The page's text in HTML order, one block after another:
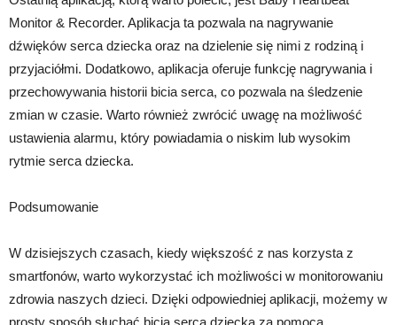
Monitor & Recorder. Aplikacja ta pozwala na nagrywanie
dźwięków serca dziecka oraz na dzielenie się nimi z rodziną i
przyjaciółmi. Dodatkowo, aplikacja oferuje funkcję nagrywania i
przechowywania historii bicia serca, co pozwala na śledzenie
zmian w czasie. Warto również zwrócić uwagę na możliwość
ustawienia alarmu, który powiadamia o niskim lub wysokim
rytmie serca dziecka.
Podsumowanie
W dzisiejszych czasach, kiedy większość z nas korzysta z
smartfonów, warto wykorzystać ich możliwości w monitorowaniu
zdrowia naszych dzieci. Dzięki odpowiedniej aplikacji, możemy w
prosty sposób słuchać bicia serca dziecka za pomocą